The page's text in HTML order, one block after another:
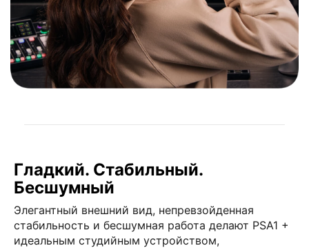
Гладкий. Стабильный.
Бесшумный
Элегантный внешний вид, непревзойденная
стабильность и бесшумная работа делают PSA1 +
идеальным студийным устройством,